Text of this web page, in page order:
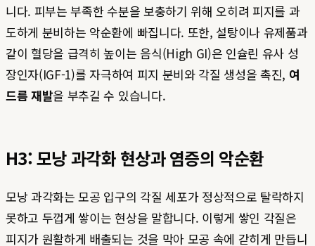
니다. 피부는 부족한 수분을 보충하기 위해 오히려 피지를 과
도하게 분비하는 악순환에 빠집니다. 또한, 설탕이나 유제품과
같이 혈당을 급격히 높이는 음식(High GI)은 인슐린 유사 성
장인자(IGF-1)를 자극하여 피지 분비와 각질 생성을 촉진, 여
드름 재발을 부추길 수 있습니다.
H3: 모낭 과각화 현상과 염증의 악순환
모낭 과각화는 모공 입구의 각질 세포가 정상적으로 탈락하지
못하고 두껍게 쌓이는 현상을 말합니다. 이렇게 쌓인 각질은
피지가 원활하게 배출되는 것을 막아 모공 속에 갇히게 만듭니